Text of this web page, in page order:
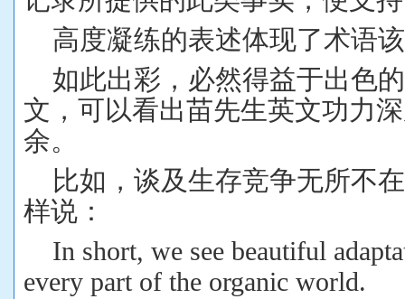
高度凝练的表述体现了术语
如此出彩，必然得益于出色
文，可以看出苗先生英文功力
余。
比如，谈及生存竞争无所不
样说：
In short, we see beautiful
every part of the organic world.